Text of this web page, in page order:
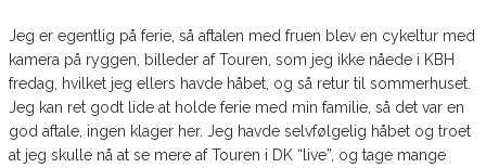
Jeg er egentlig på ferie, så aftalen med fruen blev en cykeltur med
kamera på ryggen, billeder af Touren, som jeg ikke nåede i KBH
fredag, hvilket jeg ellers havde håbet, og så retur til sommerhuset.
Jeg kan ret godt lide at holde ferie med min familie, så det var en
god aftale, ingen klager her. Jeg havde selvfølgelig håbet og troet
at jeg skulle nå at se mere af Touren i DK “live”, og tage mange